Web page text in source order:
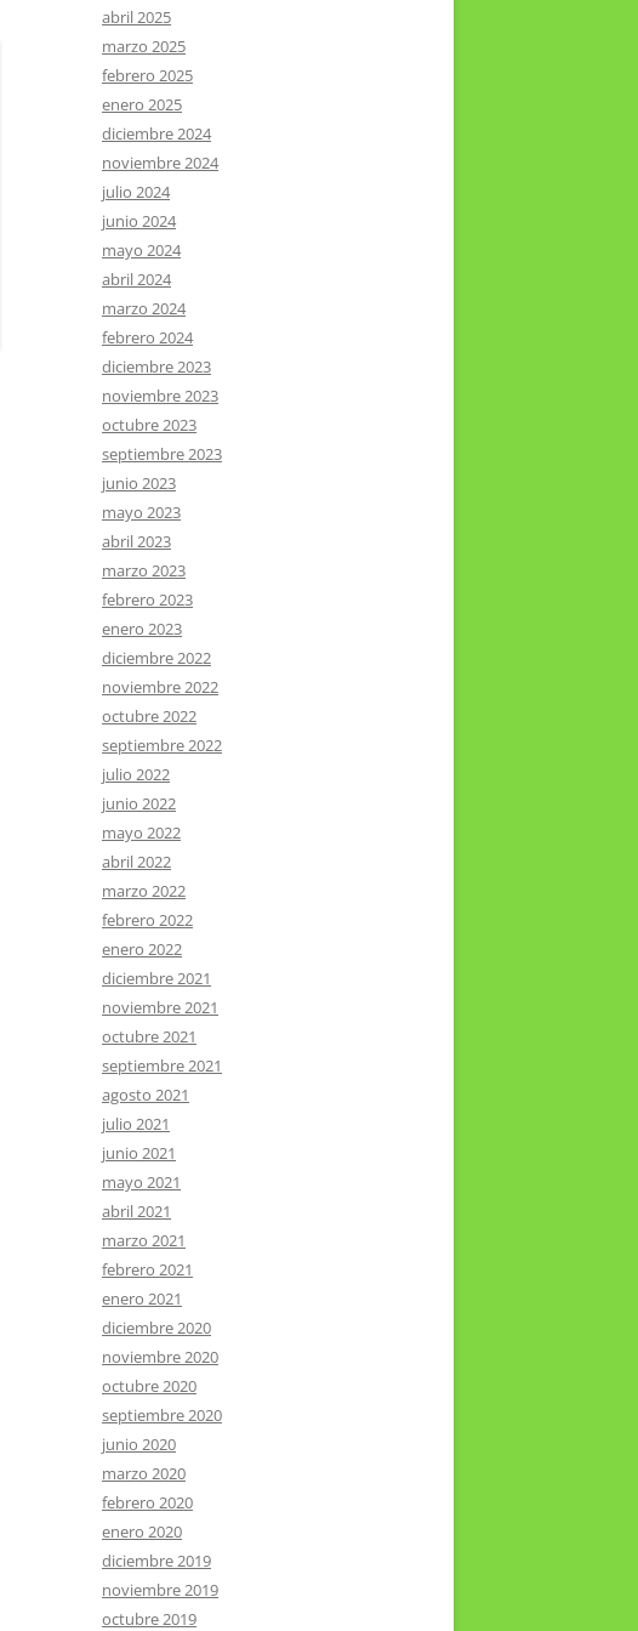
abril 2025
marzo 2025
febrero 2025
enero 2025
diciembre 2024
noviembre 2024
julio 2024
junio 2024
mayo 2024
abril 2024
marzo 2024
febrero 2024
diciembre 2023
noviembre 2023
octubre 2023
septiembre 2023
junio 2023
mayo 2023
abril 2023
marzo 2023
febrero 2023
enero 2023
diciembre 2022
noviembre 2022
octubre 2022
septiembre 2022
julio 2022
junio 2022
mayo 2022
abril 2022
marzo 2022
febrero 2022
enero 2022
diciembre 2021
noviembre 2021
octubre 2021
septiembre 2021
agosto 2021
julio 2021
junio 2021
mayo 2021
abril 2021
marzo 2021
febrero 2021
enero 2021
diciembre 2020
noviembre 2020
octubre 2020
septiembre 2020
junio 2020
marzo 2020
febrero 2020
enero 2020
diciembre 2019
noviembre 2019
octubre 2019